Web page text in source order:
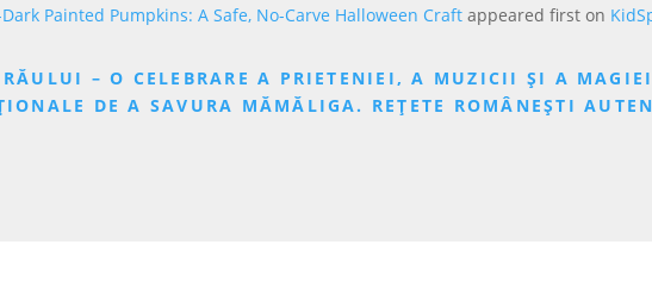
Painted Pumpkins: A Safe, No-Carve Halloween Craft appeared first on
– O CELEBRARE A PRIETENIEI, A MUZICII ȘI A
DE A SAVURA MĂMĂLIGA. REȚETE ROMÂNEȘTI